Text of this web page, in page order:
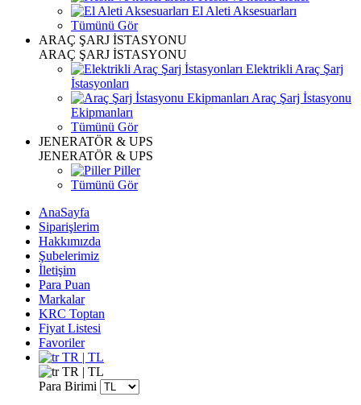
El Aleti Aksesuarları
Tümünü Gör
ARAÇ ŞARJ İSTASYONU
ARAÇ ŞARJ İSTASYONU
Elektrikli Araç Şarj
İstasyonları
Araç Şarj İstasyonu
Ekipmanları
Tümünü Gör
JENERATÖR & UPS
JENERATÖR & UPS
Piller
Tümünü Gör
AnaSayfa
Siparişlerim
Hakkımızda
Şubelerimiz
İletişim
Para Puan
Markalar
KRC Toptan
Fiyat Listesi
Favoriler
TR | TL
TR | TL
Para Birimi